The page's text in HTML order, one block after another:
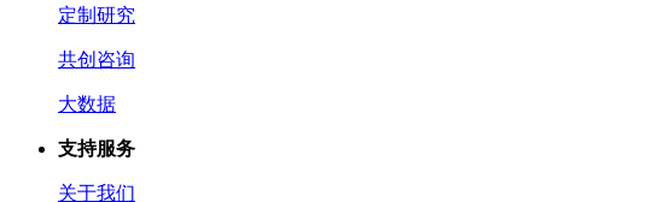
定制研究
共创咨询
大数据
支持服务
关于我们